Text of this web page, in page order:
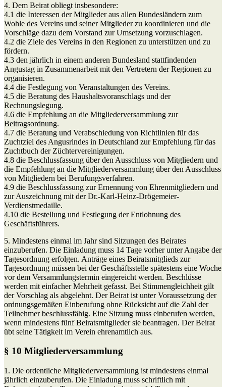
4. Dem Beirat obliegt insbesondere:
4.1 die Interessen der Mitglieder aus allen Bundesländern zum
Wohle des Vereins und seiner Mitglieder zu koordinieren und die
Vorschläge dazu dem Vorstand zur Umsetzung vorzuschlagen.
4.2 die Ziele des Vereins in den Regionen zu unterstützen und zu
fördern.
4.3 den jährlich in einem anderen Bundesland stattfindenden
Angustag in Zusammenarbeit mit den Vertretern der Regionen zu
organisieren.
4.4 die Festlegung von Veranstaltungen des Vereins.
4.5 die Beratung des Haushaltsvoranschlags und der
Rechnungslegung.
4.6 die Empfehlung an die Mitgliederversammlung zur
Beitragsordnung.
4.7 die Beratung und Verabschiedung von Richtlinien für das
Zuchtziel des Angusrindes in Deutschland zur Empfehlung für das
Zuchtbuch der Züchtervereinigungen.
4.8 die Beschlussfassung über den Ausschluss von Mitgliedern und
die Empfehlung an die Mitgliederversammlung über den Ausschluss
von Mitgliedern bei Berufungsverfahren.
4.9 die Beschlussfassung zur Ernennung von Ehrenmitgliedern und
zur Auszeichnung mit der Dr.-Karl-Heinz-Drögemeier-
Verdienstmedaille.
4.10 die Bestellung und Festlegung der Entlohnung des
Geschäftsführers.
5. Mindestens einmal im Jahr sind Sitzungen des Beirates
einzuberufen. Die Einladung muss 14 Tage vorher unter Angabe der
Tagesordnung erfolgen. Anträge eines Beiratsmitglieds zur
Tagesordnung müssen bei der Geschäftsstelle spätestens eine Woche
vor dem Versammlungstermin eingereicht werden. Beschlüsse
werden mit einfacher Mehrheit gefasst. Bei Stimmengleichheit gilt
der Vorschlag als abgelehnt. Der Beirat ist unter Voraussetzung der
ordnungsgemäßen Einberufung ohne Rücksicht auf die Zahl der
Teilnehmer beschlussfähig. Eine Sitzung muss einberufen werden,
wenn mindestens fünf Beiratsmitglieder sie beantragen. Der Beirat
übt seine Tätigkeit im Verein ehrenamtlich aus.
§ 10 Mitgliederversammlung
1. Die ordentliche Mitgliederversammlung ist mindestens einmal
jährlich einzuberufen. Die Einladung muss schriftlich mit